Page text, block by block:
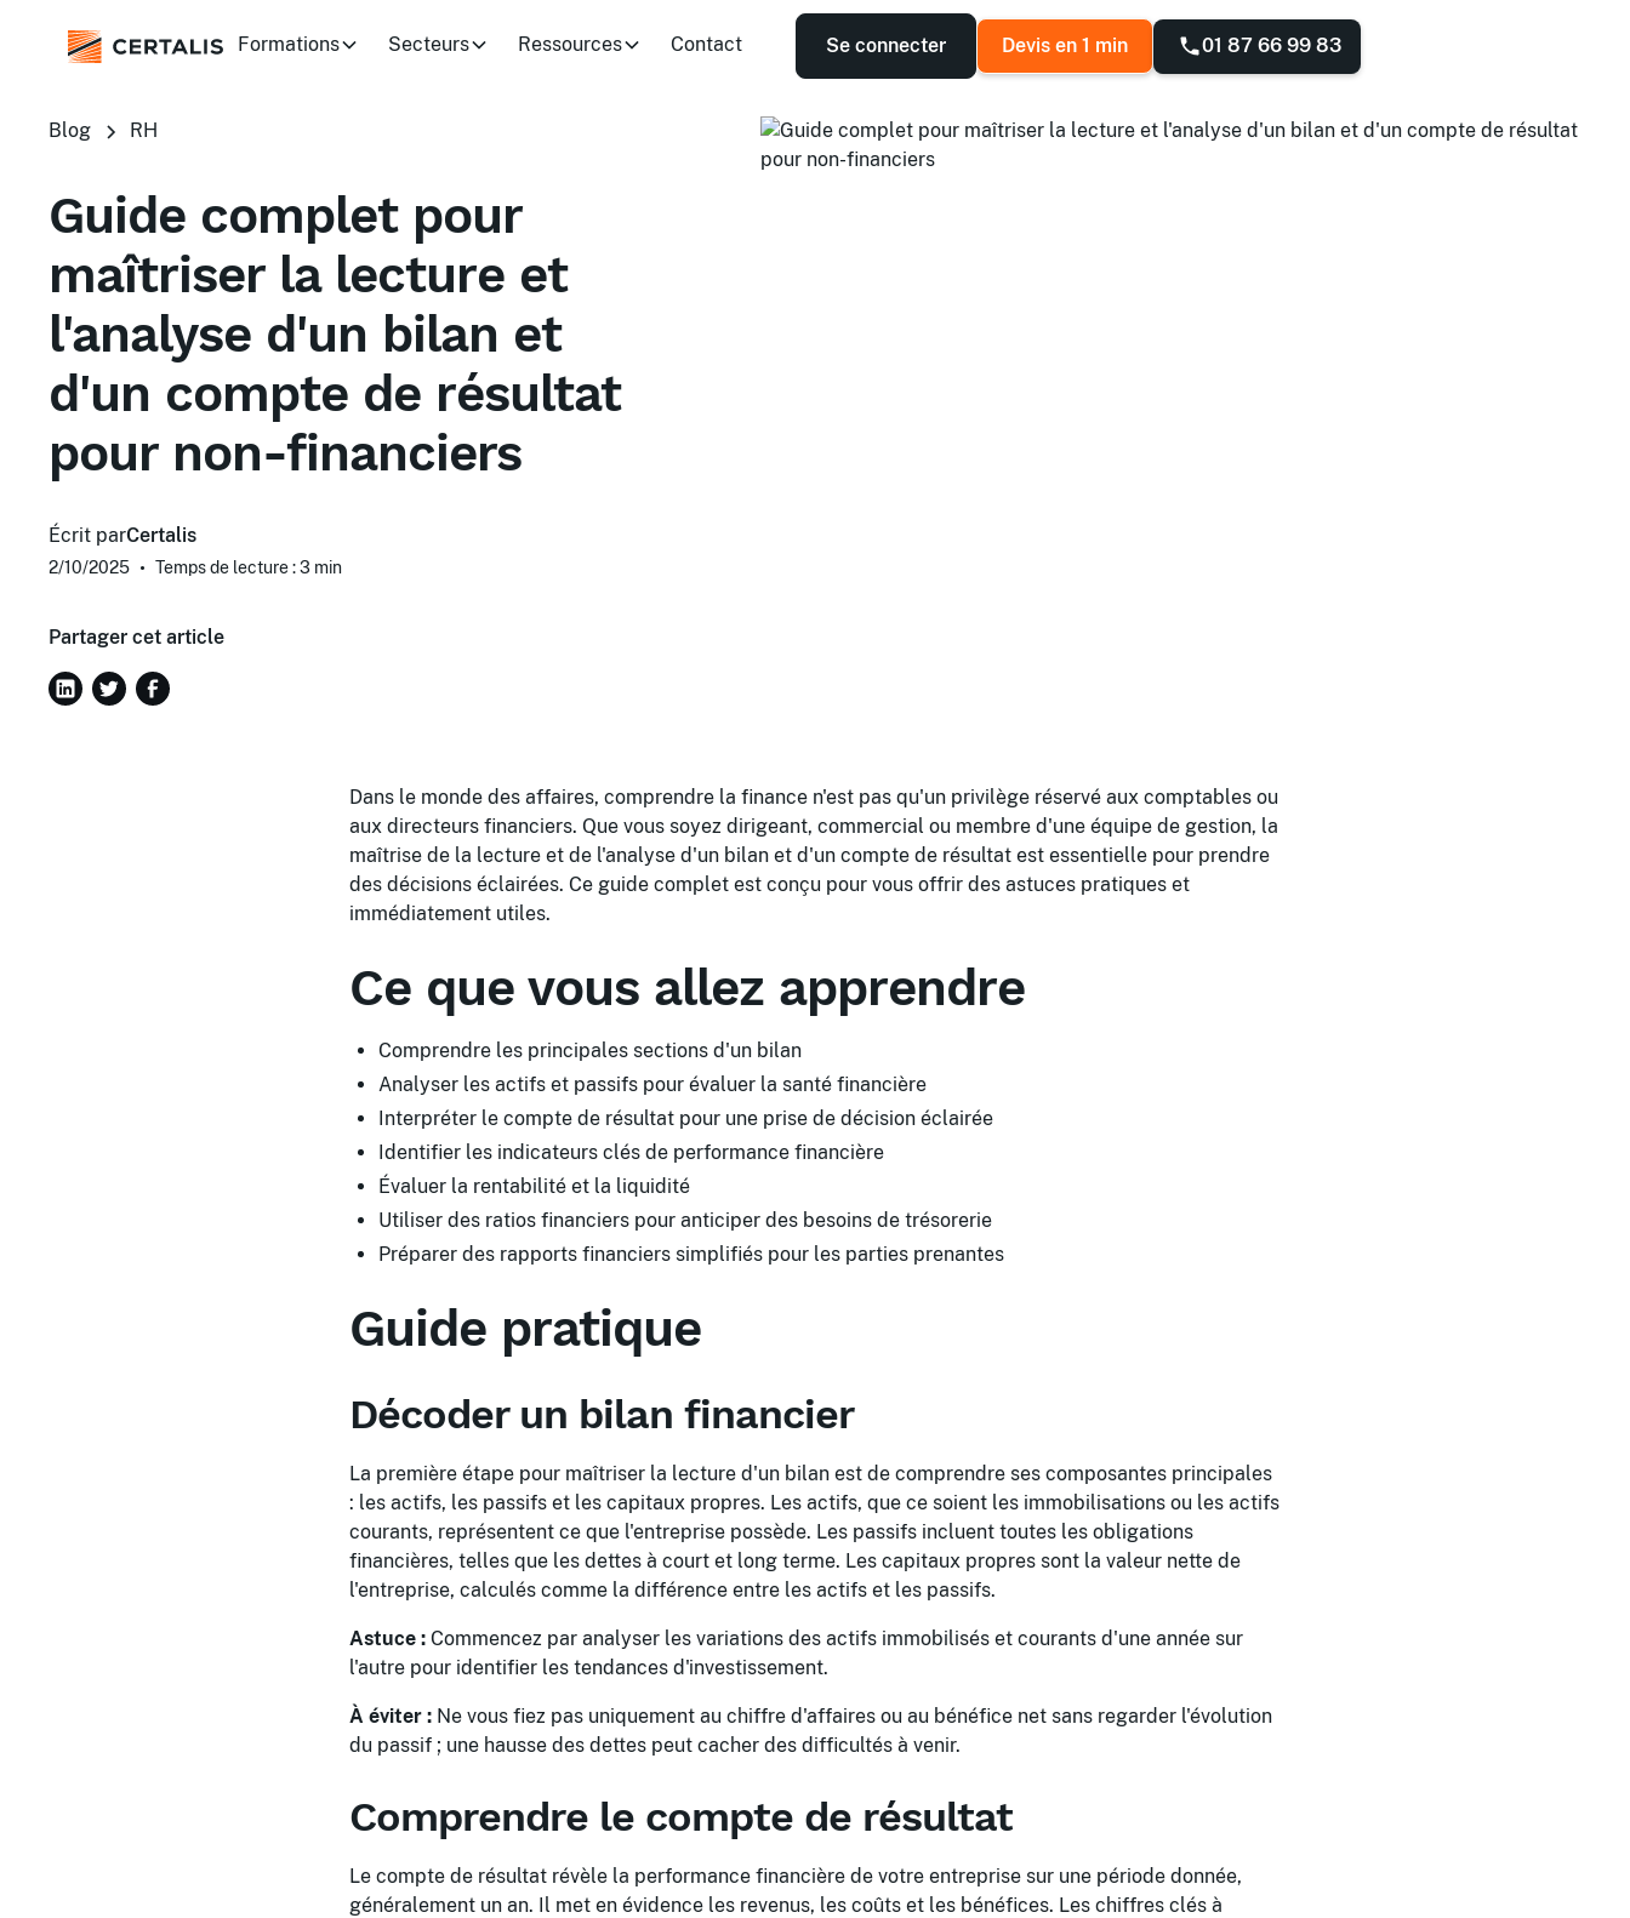
Formations Secteurs Ressources Contact Se connecter Devis en 1 min 01 87 66 99 83
Blog RH
Guide complet pour
maîtriser la lecture et
l'analyse d'un bilan et
d'un compte de résultat
pour non-financiers
Écrit parCertalis
2/10/2025 • Temps de lecture : 3 min
Partager cet article
Dans le monde des affaires, comprendre la finance n'est pas qu'un privilège réservé aux comptables ou
aux directeurs financiers. Que vous soyez dirigeant, commercial ou membre d'une équipe de gestion, la
maîtrise de la lecture et de l'analyse d'un bilan et d'un compte de résultat est essentielle pour prendre
des décisions éclairées. Ce guide complet est conçu pour vous offrir des astuces pratiques et
immédiatement utiles.
Ce que vous allez apprendre
Comprendre les principales sections d'un bilan
Analyser les actifs et passifs pour évaluer la santé financière
Interpréter le compte de résultat pour une prise de décision éclairée
Identifier les indicateurs clés de performance financière
Évaluer la rentabilité et la liquidité
Utiliser des ratios financiers pour anticiper des besoins de trésorerie
Préparer des rapports financiers simplifiés pour les parties prenantes
Guide pratique
Décoder un bilan financier
La première étape pour maîtriser la lecture d'un bilan est de comprendre ses composantes principales
: les actifs, les passifs et les capitaux propres. Les actifs, que ce soient les immobilisations ou les actifs
courants, représentent ce que l'entreprise possède. Les passifs incluent toutes les obligations
financières, telles que les dettes à court et long terme. Les capitaux propres sont la valeur nette de
l'entreprise, calculés comme la différence entre les actifs et les passifs.
Astuce : Commencez par analyser les variations des actifs immobilisés et courants d'une année sur
l'autre pour identifier les tendances d'investissement.
À éviter : Ne vous fiez pas uniquement au chiffre d'affaires ou au bénéfice net sans regarder l'évolution
du passif ; une hausse des dettes peut cacher des difficultés à venir.
Comprendre le compte de résultat
Le compte de résultat révèle la performance financière de votre entreprise sur une période donnée,
généralement un an. Il met en évidence les revenus, les coûts et les bénéfices. Les chiffres clés à